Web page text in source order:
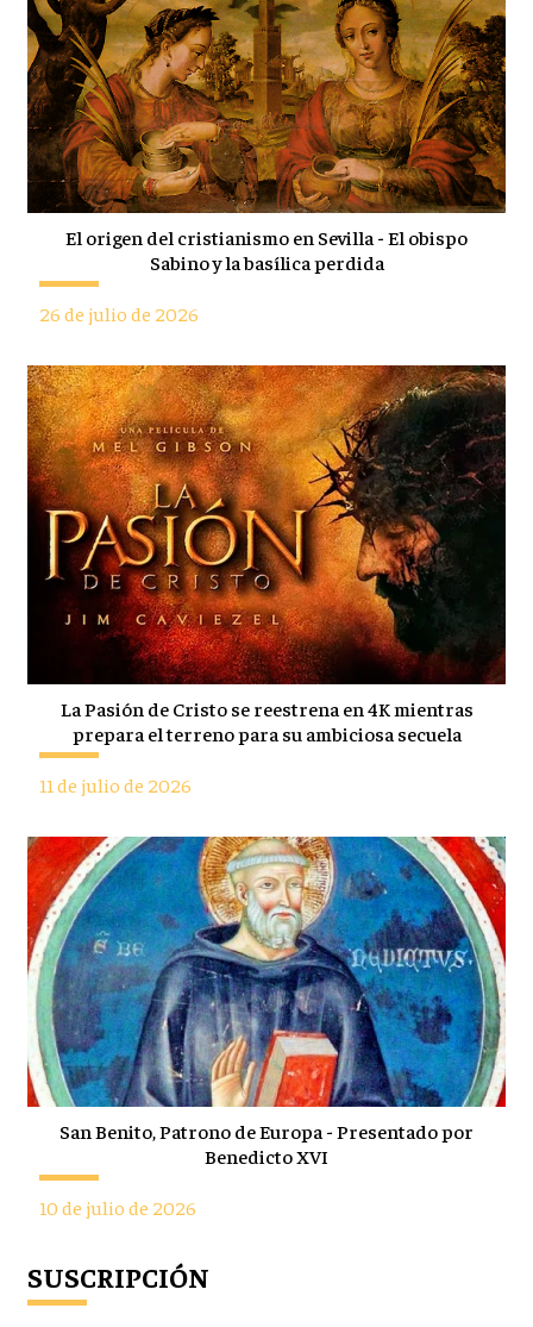
El origen del cristianismo en Sevilla - El obispo
Sabino y la basílica perdida
26 de julio de 2026
La Pasión de Cristo se reestrena en 4K mientras
prepara el terreno para su ambiciosa secuela
11 de julio de 2026
San Benito, Patrono de Europa - Presentado por
Benedicto XVI
10 de julio de 2026
SUSCRIPCIÓN